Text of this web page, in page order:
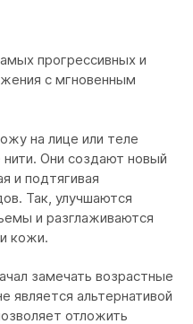
прогрессивных и
с мгновенным
на лице или теле
Они создают новый
и подтягивая
Так, улучшаются
и разглаживаются
кожи.
замечать возрастные
является альтернативой
отложить